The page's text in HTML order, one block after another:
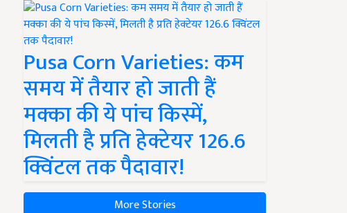
Pusa Corn Varieties: कम
समय में तैयार हो जाती हैं
मक्का की ये पांच किस्में,
मिलती है प्रति हेक्टेयर 126.6
क्विंटल तक पैदावार!
More Stories